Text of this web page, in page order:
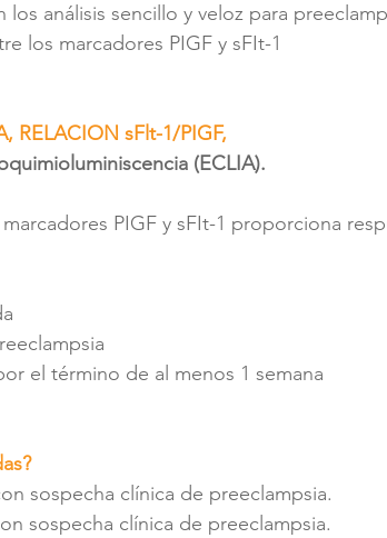
los análisis sencillo y veloz para
los marcadores PIGF y sFIt-1
RELACION sFlt-1/PIGF,
(ECLIA).
PIGF y sFIt-1 proporciona
el término de al menos 1 semana
sospecha clínica de preeclampsia.
sospecha clínica de preeclampsia.